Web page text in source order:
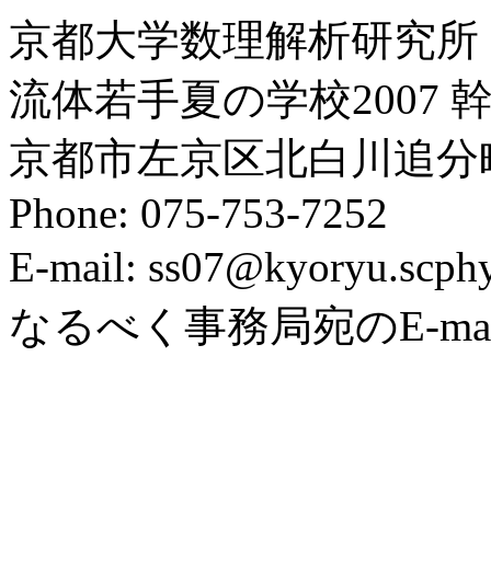
京都大学数理解析研究所
流体若手夏の学校2007
京都市左京区北白川追分
Phone: 075-753-7252
E-mail:
なるべく事務局宛のE-